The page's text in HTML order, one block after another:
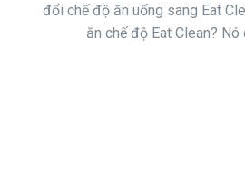
đổi chế độ ăn uống sang Eat
ăn chế độ Eat Clean? Nó